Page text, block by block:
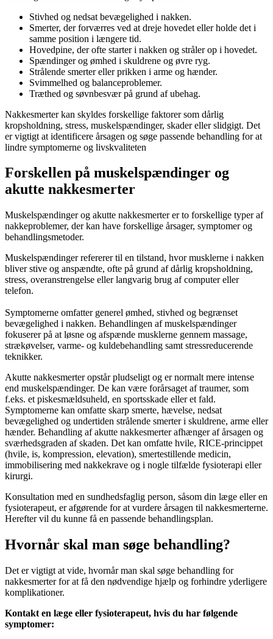
Stivhed og nedsat bevægelighed i nakken.
Smerter, der forværres ved at dreje hovedet eller holde det i
samme position i længere tid.
Hovedpine, der ofte starter i nakken og stråler op i hovedet.
Spændinger og ømhed i skuldrene og øvre ryg.
Strålende smerter eller prikken i arme og hænder.
Svimmelhed og balanceproblemer.
Træthed og søvnbesvær på grund af ubehag.
Nakkesmerter kan skyldes forskellige faktorer som dårlig
kropsholdning, stress, muskelspændinger, skader eller slidgigt. Det
er vigtigt at identificere årsagen og søge passende behandling for at
lindre symptomerne og livskvaliteten
Forskellen på muskelspændinger og
akutte nakkesmerter
Muskelspændinger og akutte nakkesmerter er to forskellige typer af
nakkeproblemer, der kan have forskellige årsager, symptomer og
behandlingsmetoder.
Muskelspændinger refererer til en tilstand, hvor musklerne i nakken
bliver stive og anspændte, ofte på grund af dårlig kropsholdning,
stress, overanstrengelse eller langvarig brug af computer eller
telefon.
Symptomerne omfatter generel ømhed, stivhed og begrænset
bevægelighed i nakken. Behandlingen af muskelspændinger
fokuserer på at løsne og afspænde musklerne gennem massage,
strækøvelser, varme- og kuldebehandling samt stressreducerende
teknikker.
Akutte nakkesmerter opstår pludseligt og er normalt mere intense
end muskelspændinger. De kan være forårsaget af traumer, som
f.eks. et piskesmældsuheld, en sportsskade eller et fald.
Symptomerne kan omfatte skarp smerte, hævelse, nedsat
bevægelighed og undertiden strålende smerter i skuldrene, arme eller
hænder. Behandling af akutte nakkesmerter afhænger af årsagen og
sværhedsgraden af skaden. Det kan omfatte hvile, RICE-princippet
(hvile, is, kompression, elevation), smertestillende medicin,
immobilisering med nakkekrave og i nogle tilfælde fysioterapi eller
kirurgi.
Konsultation med en sundhedsfaglig person, såsom din læge eller en
fysioterapeut, er afgørende for at vurdere årsagen til nakkesmerterne.
Herefter vil du kunne få en passende behandlingsplan.
Hvornår skal man søge behandling?
Det er vigtigt at vide, hvornår man skal søge behandling for
nakkesmerter for at få den nødvendige hjælp og forhindre yderligere
komplikationer.
Kontakt en læge eller fysioterapeut, hvis du har følgende
symptomer: